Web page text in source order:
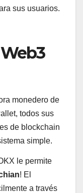
sus usuarios.
monedero de
todos sus
de blockchain
simple.
le permite
! El
a través